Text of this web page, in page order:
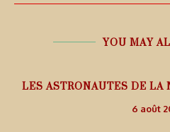
YOU MAY
LES ASTRONAUTES DE LA
6 août